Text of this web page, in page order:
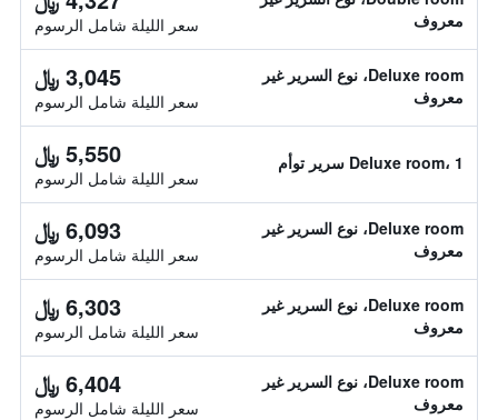
معروف
سعر الليلة شامل الرسوم
Deluxe room، نوع السرير غير
معروف
3,045 ﷼
سعر الليلة شامل الرسوم
Deluxe room، 1 سرير توأم 5,550 ﷼
سعر الليلة شامل الرسوم
Deluxe room، نوع السرير غير
معروف
6,093 ﷼
سعر الليلة شامل الرسوم
Deluxe room، نوع السرير غير
معروف
6,303 ﷼
سعر الليلة شامل الرسوم
Deluxe room، نوع السرير غير
معروف
6,404 ﷼
سعر الليلة شامل الرسوم